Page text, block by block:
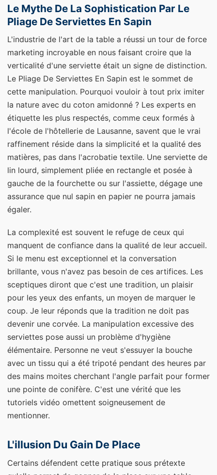
Le Mythe De La Sophistication Par Le
Pliage De Serviettes En Sapin
L'industrie de l'art de la table a réussi un tour de force
marketing incroyable en nous faisant croire que la
verticalité d'une serviette était un signe de distinction.
Le Pliage De Serviettes En Sapin est le sommet de
cette manipulation. Pourquoi vouloir à tout prix imiter
la nature avec du coton amidonné ? Les experts en
étiquette les plus respectés, comme ceux formés à
l'école de l'hôtellerie de Lausanne, savent que le vrai
raffinement réside dans la simplicité et la qualité des
matières, pas dans l'acrobatie textile. Une serviette de
lin lourd, simplement pliée en rectangle et posée à
gauche de la fourchette ou sur l'assiette, dégage une
assurance que nul sapin en papier ne pourra jamais
égaler.
La complexité est souvent le refuge de ceux qui
manquent de confiance dans la qualité de leur accueil.
Si le menu est exceptionnel et la conversation
brillante, vous n'avez pas besoin de ces artifices. Les
sceptiques diront que c'est une tradition, un plaisir
pour les yeux des enfants, un moyen de marquer le
coup. Je leur réponds que la tradition ne doit pas
devenir une corvée. La manipulation excessive des
serviettes pose aussi un problème d'hygiène
élémentaire. Personne ne veut s'essuyer la bouche
avec un tissu qui a été tripoté pendant des heures par
des mains moites cherchant l'angle parfait pour former
une pointe de conifère. C'est une vérité que les
tutoriels vidéo omettent soigneusement de
mentionner.
L'illusion Du Gain De Place
Certains défendent cette pratique sous prétexte